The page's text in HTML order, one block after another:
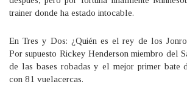
trainer donde ha estado intocable.
En Tres y Dos: ¿Quién es el rey de los
Por supuesto Rickey Henderson miembro del
de las bases robadas y el mejor primer bate
con 81 vuelacercas.